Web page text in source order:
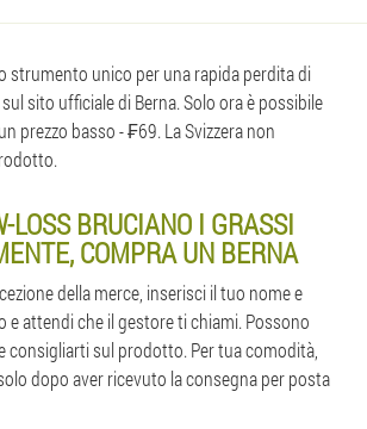
strumento unico per una rapida perdita di
sito ufficiale di Berna. Solo ora è possibile
prezzo basso - ₣69. La Svizzera non
LOSS BRUCIANO I GRASSI
COMPRA UN BERNA
della merce, inserisci il tuo nome e
e attendi che il gestore ti chiami. Possono
consigliarti sul prodotto. Per tua comodità,
dopo aver ricevuto la consegna per posta